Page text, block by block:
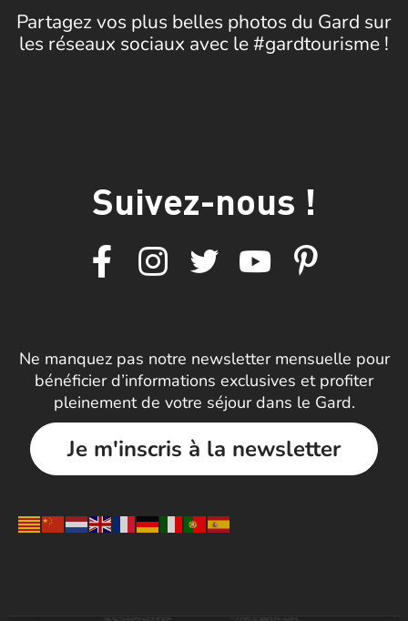
Partagez vos plus belles photos du Gard sur
les réseaux sociaux avec le #gardtourisme !
Suivez-nous !
Ne manquez pas notre newsletter mensuelle pour
bénéficier d’informations exclusives et profiter
pleinement de votre séjour dans le Gard.
Je m'inscris à la newsletter